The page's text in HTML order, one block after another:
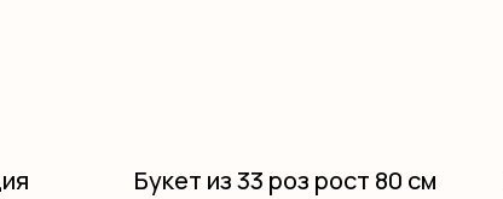
Букет из 33 роз рост 80 см